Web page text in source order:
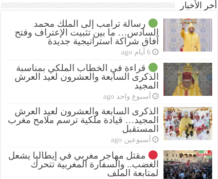
أخر الأخبار
رسالة ترامب إلى الملك محمد
السادس… ما بين تثبيت الإعتراف وفتح
آفاق شراكة استراتيجية جديدة
6 أيام ago
قراءة في الخطاب الملكي بمناسبة
الذكرى السابعة والعشرون لعيد العرش
المجيد
أسبوع واحد ago
الذكرى السابعة والعشرون لعيد العرش
المجيد… قيادة ملكية ترسم ملامح مغرب
المستقبل
أسبوعين ago
مقتل مهاجر مغربي في إيطاليا يشعل
الغضب.. والسفارة المغربية تتحرك
لمتابعة الملف